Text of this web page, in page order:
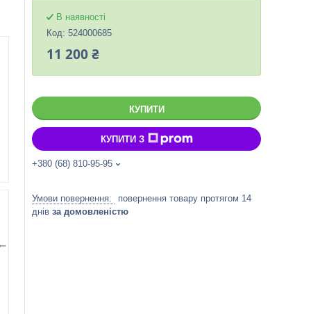
В наявності
Код: 524000685
11 200 ₴
КУПИТИ
КУПИТИ З
+380 (68) 810-95-95
повернення товару протягом 14
днів за домовленістю